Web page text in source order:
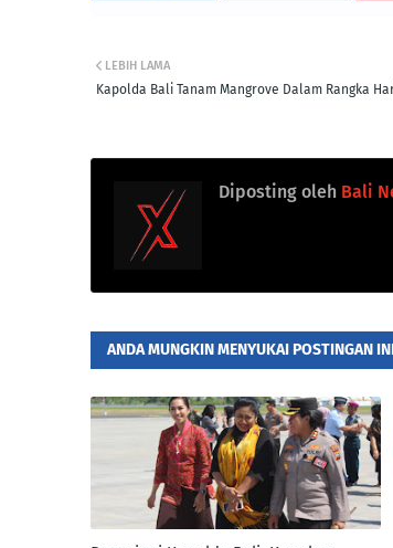
LEBIH LAMA
Kapolda Bali Tanam Mangrove Dalam Rangka
Diposting oleh Bali
ANDA MUNGKIN MENYUKAI POSTINGAN